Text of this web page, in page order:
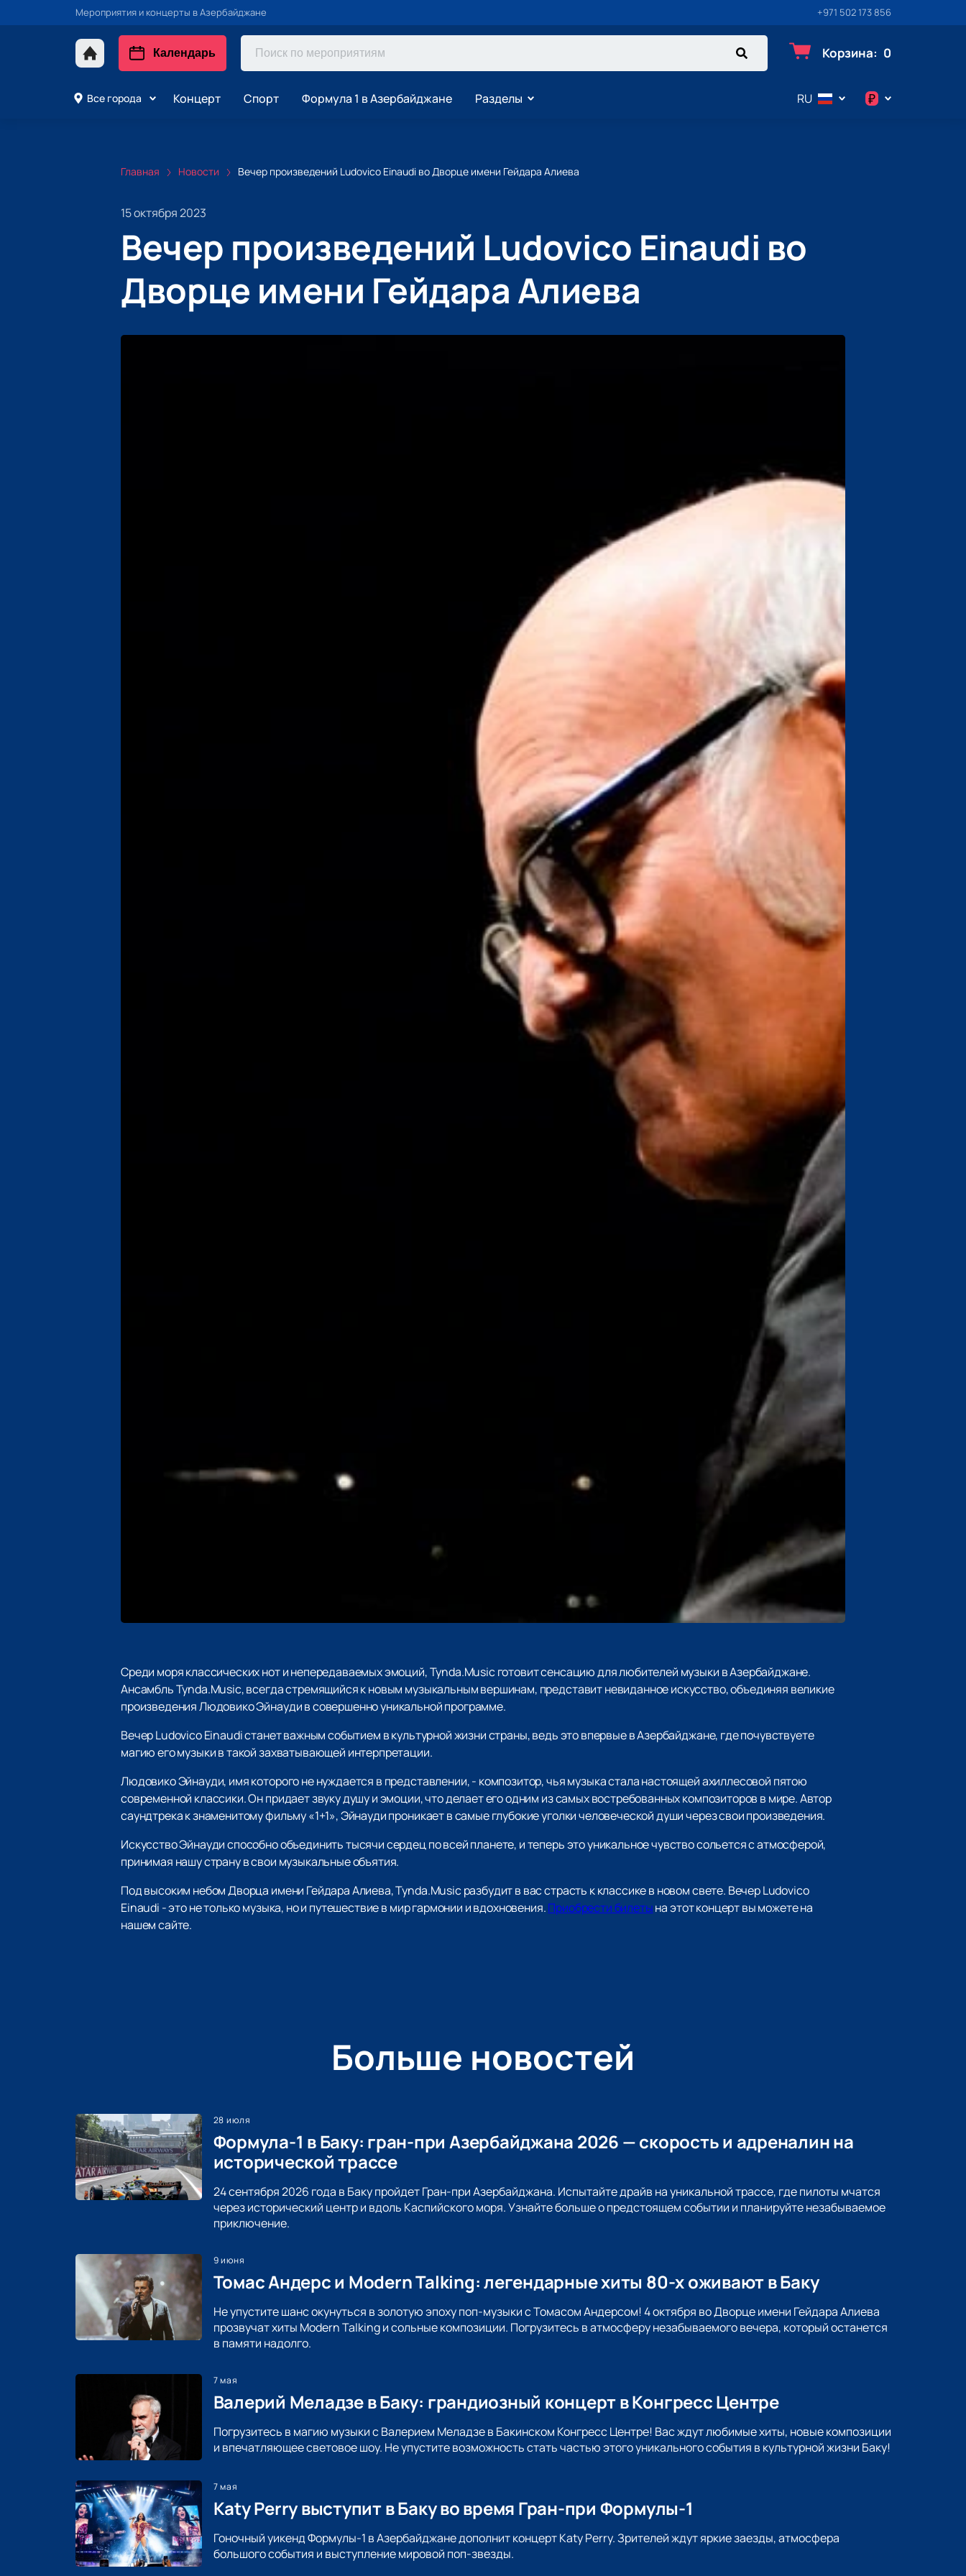
Мероприятия и концерты в Азербайджане +971 502 173 856
Календарь Корзина: 0
Все города Концерт Спорт Формула 1 в Азербайджане Разделы RU ₽
Главная Новости Вечер произведений Ludovico Einaudi во Дворце имени Гейдара Алиева
15 октября 2023
Вечер произведений Ludovico Einaudi во
Дворце имени Гейдара Алиева
Среди моря классических нот и непередаваемых эмоций, Tynda.Music готовит сенсацию для любителей музыки в Азербайджане.
Ансамбль Tynda.Music, всегда стремящийся к новым музыкальным вершинам, представит невиданное искусство, объединяя великие
произведения Людовико Эйнауди в совершенно уникальной программе.
Вечер Ludovico Einaudi станет важным событием в культурной жизни страны, ведь это впервые в Азербайджане, где почувствуете
магию его музыки в такой захватывающей интерпретации.
Людовико Эйнауди, имя которого не нуждается в представлении, - композитор, чья музыка стала настоящей ахиллесовой пятою
современной классики. Он придает звуку душу и эмоции, что делает его одним из самых востребованных композиторов в мире. Автор
саундтрека к знаменитому фильму «1+1», Эйнауди проникает в самые глубокие уголки человеческой души через свои произведения.
Искусство Эйнауди способно объединить тысячи сердец по всей планете, и теперь это уникальное чувство сольется с атмосферой,
принимая нашу страну в свои музыкальные объятия.
Под высоким небом Дворца имени Гейдара Алиева, Tynda.Music разбудит в вас страсть к классике в новом свете. Вечер Ludovico
Einaudi - это не только музыка, но и путешествие в мир гармонии и вдохновения.Приобрести билетына этот концерт вы можете на
нашем сайте.
Больше новостей
28 июля
Формула-1 в Баку: гран-при Азербайджана 2026 — скорость и адреналин на
исторической трассе
24 сентября 2026 года в Баку пройдет Гран-при Азербайджана. Испытайте драйв на уникальной трассе, где пилоты мчатся
через исторический центр и вдоль Каспийского моря. Узнайте больше о предстоящем событии и планируйте незабываемое
приключение.
9 июня
Томас Андерс и Modern Talking: легендарные хиты 80-х оживают в Баку
Не упустите шанс окунуться в золотую эпоху поп-музыки с Томасом Андерсом! 4 октября во Дворце имени Гейдара Алиева
прозвучат хиты Modern Talking и сольные композиции. Погрузитесь в атмосферу незабываемого вечера, который останется
в памяти надолго.
7 мая
Валерий Меладзе в Баку: грандиозный концерт в Конгресс Центре
Погрузитесь в магию музыки с Валерием Меладзе в Бакинском Конгресс Центре! Вас ждут любимые хиты, новые композиции
и впечатляющее световое шоу. Не упустите возможность стать частью этого уникального события в культурной жизни Баку!
7 мая
Katy Perry выступит в Баку во время Гран-при Формулы-1
Гоночный уикенд Формулы-1 в Азербайджане дополнит концерт Katy Perry. Зрителей ждут яркие заезды, атмосфера
большого события и выступление мировой поп-звезды.